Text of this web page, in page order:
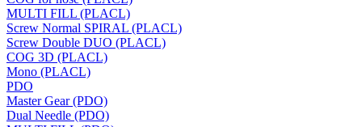
MULTI FILL (PLACL)
Screw Normal SPIRAL (PLACL)
Screw Double DUO (PLACL)
COG 3D (PLACL)
Mono (PLACL)
PDO
Master Gear (PDO)
Dual Needle (PDO)